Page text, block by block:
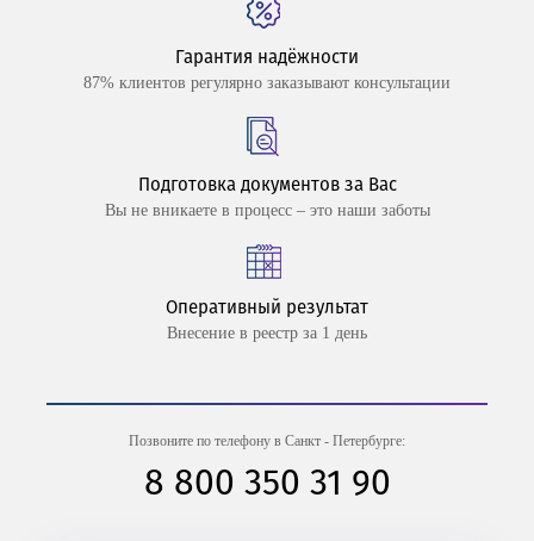
Гарантия надёжности
87% клиентов регулярно заказывают консультации
Подготовка документов за Вас
Вы не вникаете в процесс – это наши заботы
Оперативный результат
Внесение в реестр за 1 день
Позвоните по телефону в Санкт - Петербурге:
8 800 350 31 90